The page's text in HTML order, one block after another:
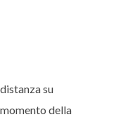
su
della